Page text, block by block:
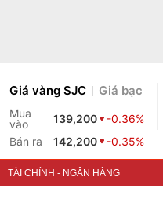
Giá vàng SJC Giá bạc
Mua
vào
139,200
-0.36%
Bán ra
142,200 -0.35%
TÀI CHÍNH - NGÂN HÀNG